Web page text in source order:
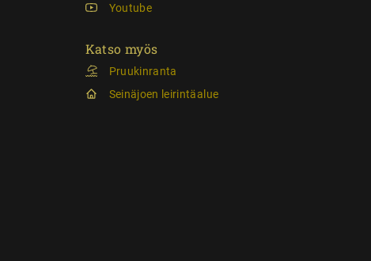
Youtube
Katso myös
Pruukinranta
Seinäjoen leirintäalue